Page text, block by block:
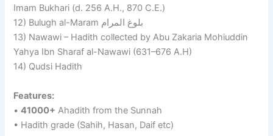
Imam Bukhari (d. 256 A.H., 870 C.E.)
12) Bulugh al-Maram بلوغ المرام
13) Nawawi – Hadith collected by Abu Zakaria Mohiuddin
Yahya Ibn Sharaf al-Nawawi (631–676 A.H)
14) Qudsi Hadith
Features:
•41000+ Ahadith from the Sunnah
• Hadith grade (Sahih, Hasan, Daif etc)